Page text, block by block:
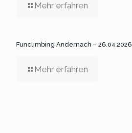
Mehr erfahren
Funclimbing Andernach – 26.04.2026
Mehr erfahren